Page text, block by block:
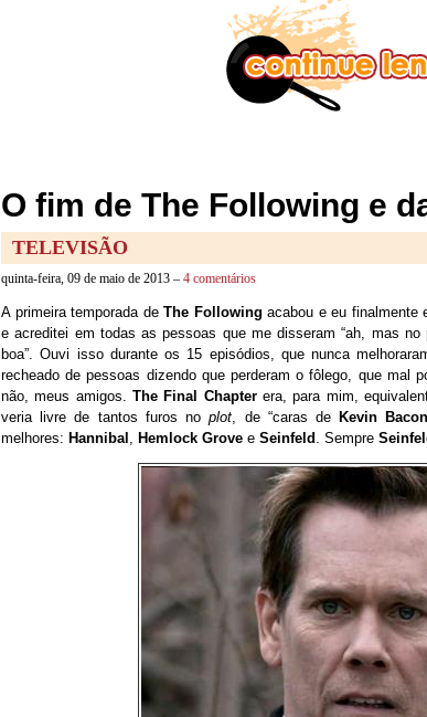
O fim de The Following e
TELEVISÃO
quinta-feira, 09 de maio de 2013 – 4 comentários
A primeira temporada de The Following acabou e eu finalmente
e acreditei em todas as pessoas que me disseram “ah, mas
boa”. Ouvi isso durante os 15 episódios, que nunca
recheado de pessoas dizendo que perderam o fôlego, que mal
não, meus amigos. The Final Chapterera, para mim,
veria livre de tantos furos noplot, de “caras de Kevin
melhores: Hannibal , Hemlock Grove e Seinfeld . Sempre